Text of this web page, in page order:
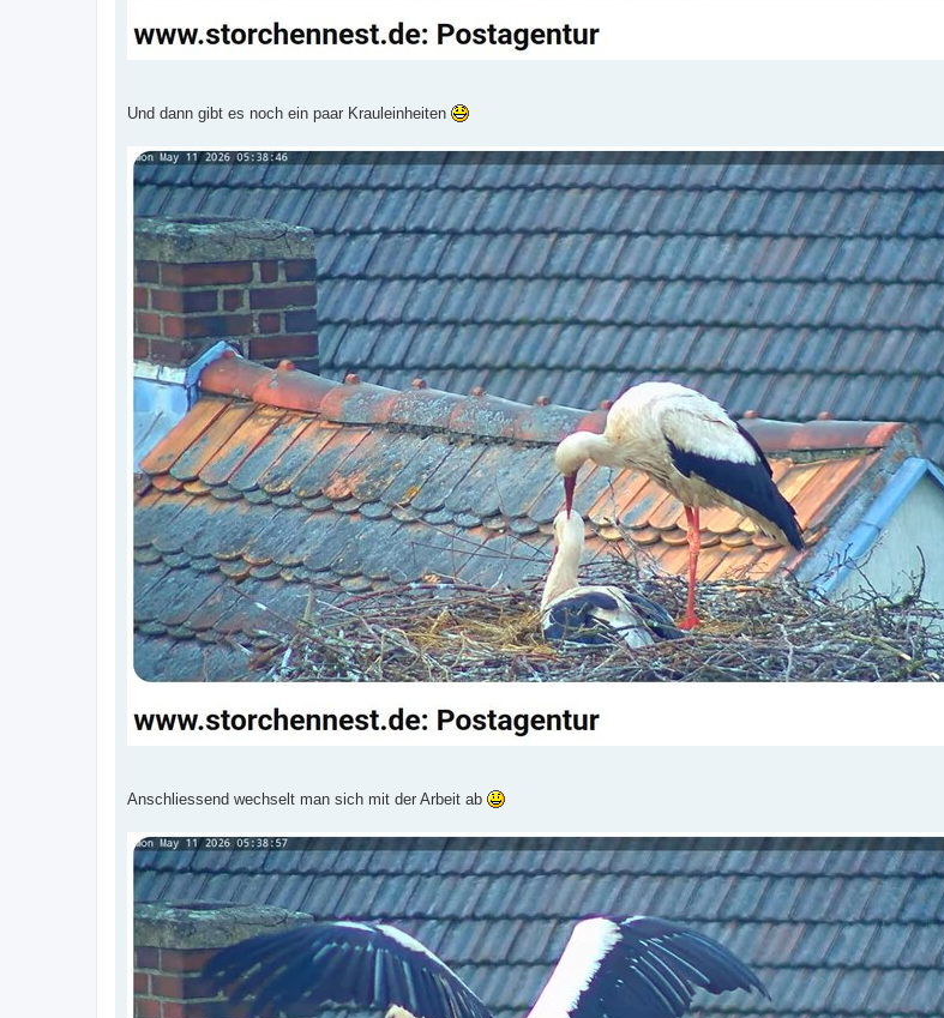
Und dann gibt es noch ein paar Krauleinheiten
Anschliessend wechselt man sich mit der Arbeit ab